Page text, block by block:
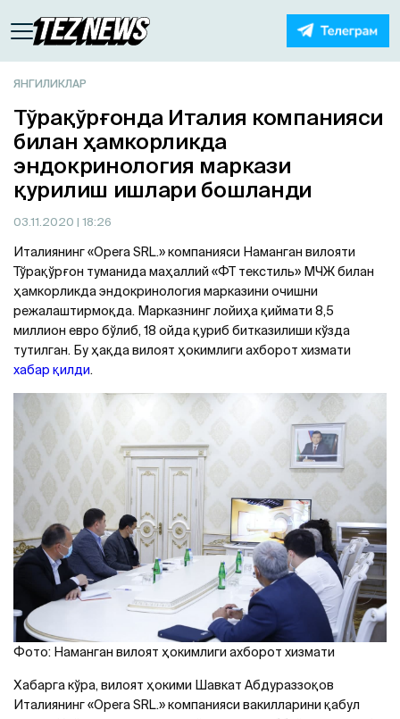
ЯНГИЛИКЛАР
Тўрақўрғонда Италия компанияси
билан ҳамкорликда
эндокринология маркази
қурилиш ишлари бошланди
03.11.2020 | 18:26
Италиянинг «Opera SRL.» компанияси Наманган вилояти
Тўрақўрғон туманида маҳаллий «ФТ текстиль» МЧЖ билан
ҳамкорликда эндокринология марказини очишни
режалаштирмоқда. Марказнинг лойиҳа қиймати 8,5
миллион евро бўлиб, 18 ойда қуриб битказилиши кўзда
тутилган. Бу ҳақда вилоят ҳокимлиги ахборот хизмати
хабар қилди.
Фото: Наманган вилоят ҳокимлиги ахборот хизмати
Хабарга кўра, вилоят ҳокими Шавкат Aбдураззоқов
Италиянинг «Opera SRL.» компанияси вакилларини қабул